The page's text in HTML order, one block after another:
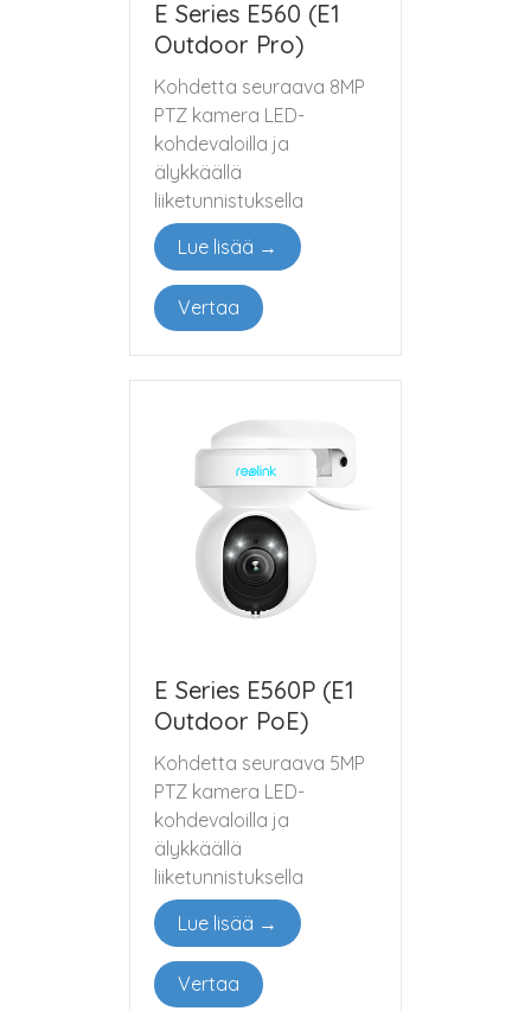
E Series E560 (E1
Outdoor Pro)
Kohdetta seuraava 8MP
PTZ kamera LED-
kohdevaloilla ja
älykkäällä
liiketunnistuksella
Lue lisää →
Vertaa
E Series E560P (E1
Outdoor PoE)
Kohdetta seuraava 5MP
PTZ kamera LED-
kohdevaloilla ja
älykkäällä
liiketunnistuksella
Lue lisää →
Vertaa